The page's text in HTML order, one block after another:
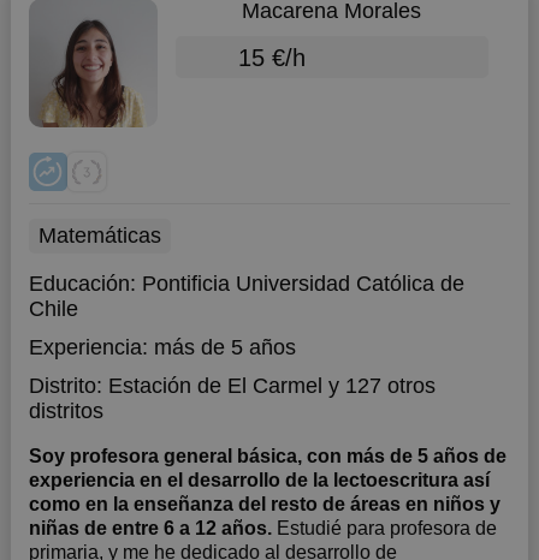
Macarena Morales
15 €/h
Matemáticas
Educación: Pontificia Universidad Católica de
Chile
Experiencia: más de 5 años
Distrito: Estación de El Carmel y 127 otros
distritos
Soy profesora general básica, con más de 5 años de
experiencia en el desarrollo de la lectoescritura así
como en la enseñanza del resto de áreas en niños y
niñas de entre 6 a 12 años. Estudié para profesora de
primaria, y me he dedicado al desarrollo de